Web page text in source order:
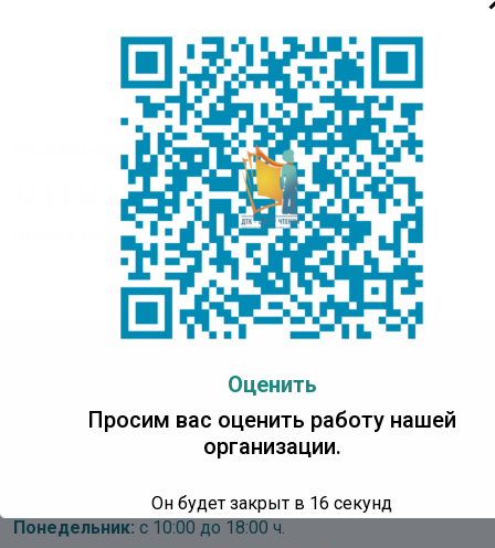
Насколько вам понравилась публикация?
Оценок пока нет. Поставьте оценку первым.
Детская Точка Кипения
Центр Чтения
IT Park Yakutsk, проспект Ленина, д. 1, 3 этаж
Понедельник: с 10:00 до 18:00 ч.
Оценить
Просим вас оценить работу нашей
организации.
Он будет закрыт в 16 секунд